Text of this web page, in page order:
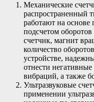
Механические
распространенный
работают на
подсчетом оборотов
счетчик, магнит
количество
устройстве,
отнести негативные
вибраций, а также
Ультразвуковые
применении